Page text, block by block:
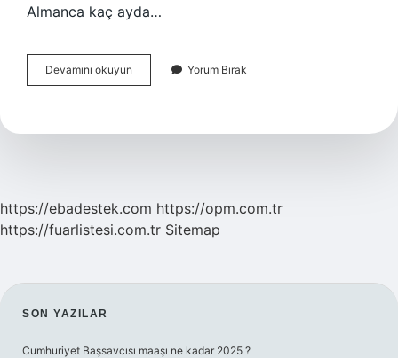
Almanca kaç ayda…
Devamını okuyun Almanya
Kaç
Istiyor
Yorum Bırak
https://ebadestek.com https://opm.com.tr
https://fuarlistesi.com.tr Sitemap
SIDEBAR
SON YAZILAR
Cumhuriyet Başsavcısı maaşı ne kadar 2025 ?